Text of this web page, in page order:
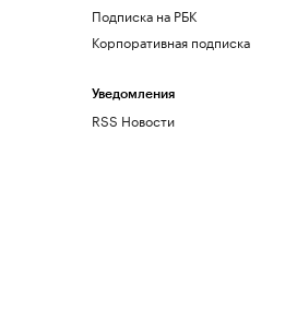
Подписка на РБК
Корпоративная подписка
Уведомления
RSS Новости